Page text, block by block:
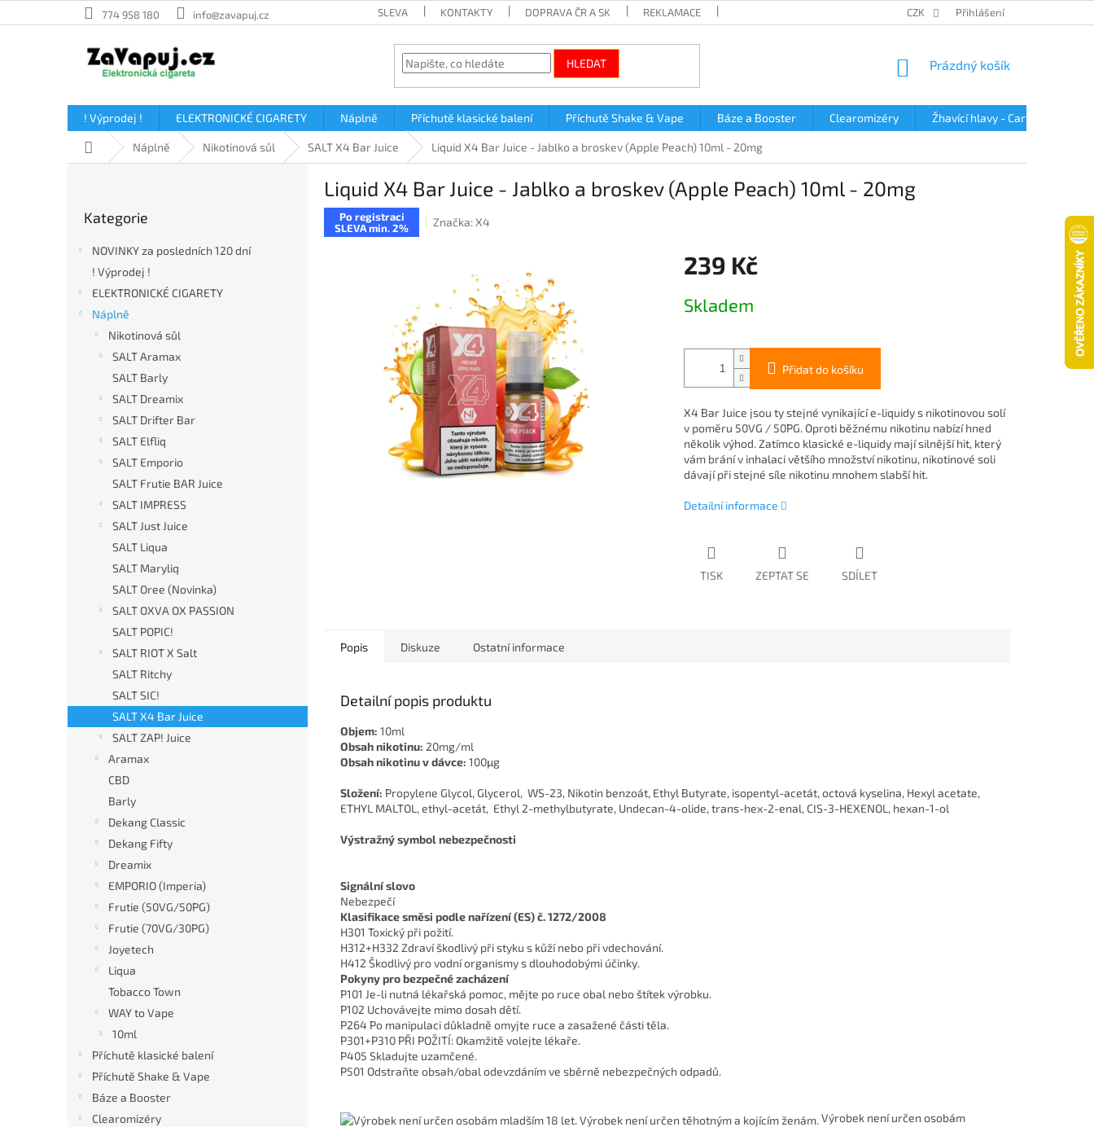
na
774 958 180 info@zavapuj.cz SLEVA KONTAKTY DOPRAVA ČR A SK REKLAMACE PODMÍNKY OCHRANY OSOBNÍCH ÚDAJŮ
CZK Přihlášení
HLEDAT
NÁKUPNÍ
Prázdný košík
! Výprodej ! ELEKTRONICKÉ CIGARETY Náplně Příchutě klasické balení Příchutě Shake & Vape Báze a Booster Clearomizéry Žhavící hlavy - Cartridge
Domů Náplně Nikotinová sůl SALT X4 Bar Juice Liquid X4 Bar Juice - Jablko a broskev (Apple Peach) 10ml - 20mg
kategorie
Kategorie
NOVINKY za posledních 120 dní
! Výprodej !
ELEKTRONICKÉ CIGARETY
Náplně
Nikotinová sůl
SALT Aramax
SALT Barly
SALT Dreamix
SALT Drifter Bar
SALT Elfliq
SALT Emporio
SALT Frutie BAR Juice
SALT IMPRESS
SALT Just Juice
SALT Liqua
SALT Maryliq
SALT Oree (Novinka)
SALT OXVA OX PASSION
SALT POPIC!
SALT RIOT X Salt
SALT Ritchy
SALT SIC!
SALT X4 Bar Juice
SALT ZAP! Juice
Aramax
CBD
Barly
Dekang Classic
Dekang Fifty
Dreamix
EMPORIO (Imperia)
Frutie (50VG/50PG)
Frutie (70VG/30PG)
Joyetech
Liqua
Tobacco Town
WAY to Vape
10ml
Příchutě klasické balení
Příchutě Shake & Vape
Báze a Booster
Clearomizéry
Liquid X4 Bar Juice - Jablko a broskev (Apple Peach) 10ml - 20mg
Po registraci
SLEVA min. 2%
Značka:X4
239 Kč
cena:
Skladem
Přidat do košíku
X4 Bar Juice jsou ty stejné vynikající e-liquidy s nikotinovou solí
v poměru 50VG / 50PG. Oproti běžnému nikotinu nabízí hned
několik výhod. Zatímco klasické e-liquidy mají silnější hit, který
vám brání v inhalaci většího množství nikotinu, nikotinové soli
dávají při stejné síle nikotinu mnohem slabší hit.
Detailní informace
TISK ZEPTAT SE SDÍLET
Popis Diskuze Ostatní informace
Detailní popis produktu
Objem: 10ml
Obsah nikotinu: 20mg/ml
Obsah nikotinu v dávce: 100μg
Složení: Propylene Glycol, Glycerol, WS-23, Nikotin benzoát, Ethyl Butyrate, isopentyl-acetát, octová kyselina, Hexyl acetate,
ETHYL MALTOL, ethyl-acetát, Ethyl 2-methylbutyrate, Undecan-4-olide, trans-hex-2-enal, CIS-3-HEXENOL, hexan-1-ol
Výstražný symbol nebezpečnosti
Signální slovo
Nebezpečí
Klasifikace směsi podle nařízení (ES) č. 1272/2008
H301 Toxický při požití.
H312+H332 Zdraví škodlivý při styku s kůží nebo při vdechování.
H412 Škodlivý pro vodní organismy s dlouhodobými účinky.
Pokyny pro bezpečné zacházení
P101 Je-li nutná lékařská pomoc, mějte po ruce obal nebo štítek výrobku.
P102 Uchovávejte mimo dosah dětí.
P264 Po manipulaci důkladně omyjte ruce a zasažené části těla.
P301+P310 PŘI POŽITÍ: Okamžitě volejte lékaře.
P405 Skladujte uzamčené.
P501 Odstraňte obsah/obal odevzdáním ve sběrně nebezpečných odpadů.
Výrobek není určen osobám